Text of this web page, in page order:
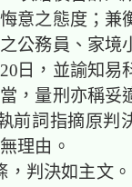
意之態度；兼
公務員、家境
日，並諭知易
，量刑亦稱妥
前詞指摘原判
理由。
條，判決如